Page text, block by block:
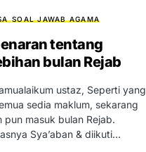
SOAL JAWAB AGAMA
tentang
bulan Rejab
ustaz, Seperti yang
sedia maklum, sekarang
pun masuk bulan Rejab.
Sya’aban & diikuti…